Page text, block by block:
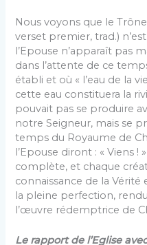
Nous voyons que le
verset premier, trad.)
l’Epouse n’apparaît pas
dans l’attente de ce
établi et où « l’eau de la
cette eau constituera la
pouvait pas se produire
notre Seigneur, mais se
temps du Royaume de
l’Epouse diront : « Viens !
complète, et chaque
connaissance de la Vérité
la pleine perfection,
l’œuvre rédemptrice de
Le rapport de l’Eglise